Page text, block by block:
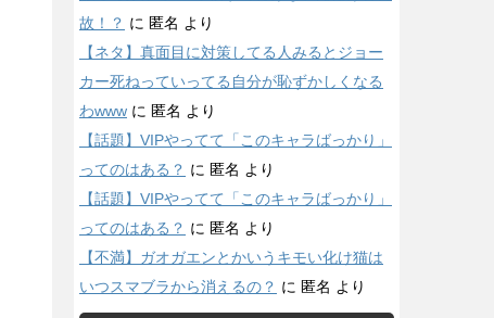
故！？ に 匿名 より
【ネタ】真面目に対策してる人みるとジョー
カー死ねっていってる自分が恥ずかしくなる
わwww に 匿名 より
【話題】VIPやってて「このキャラばっかり」
ってのはある？ に 匿名 より
【話題】VIPやってて「このキャラばっかり」
ってのはある？ に 匿名 より
【不満】ガオガエンとかいうキモい化け猫は
いつスマブラから消えるの？ に 匿名 より